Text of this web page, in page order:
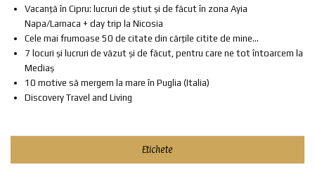
Vacanță în Cipru: lucruri de știut și de făcut în zona Ayia
Napa/Larnaca + day trip la Nicosia
Cele mai frumoase 50 de citate din cărțile citite de mine...
7 locuri și lucruri de văzut și de făcut, pentru care ne tot întoarcem la
Mediaș
10 motive să mergem la mare în Puglia (Italia)
Discovery Travel and Living
Etichete